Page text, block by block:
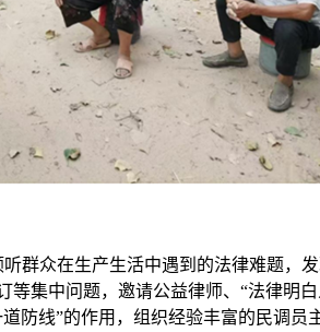
群众在生产生活中遇到的法律难题，
集中问题，邀请公益律师、“法律明
防线”的作用，组织经验丰富的民调